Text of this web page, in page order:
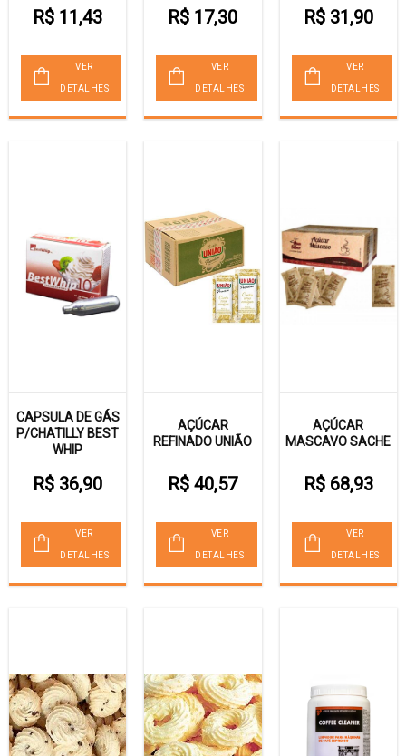
R$ 11,43
VER
DETALHES
R$ 17,30
VER
DETALHES
R$ 31,90
VER
DETALHES
CAPSULA DE GÁS
P/CHATILLY BEST
WHIP
R$ 36,90
VER
DETALHES
AÇÚCAR
REFINADO UNIÃO
R$ 40,57
VER
DETALHES
AÇÚCAR
MASCAVO SACHE
R$ 68,93
VER
DETALHES